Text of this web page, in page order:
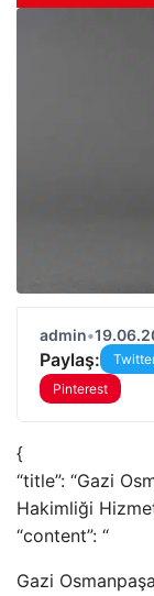
admin•
Paylaş:
Pinterest
{
“title”: “Gazi
Hakimliği
“content”: “
Gazi